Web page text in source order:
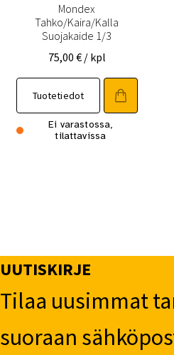
Mondex
Tahko/Kaira/Kalla
Suojakaide 1/3
75,00 € / kpl
Tuotetiedot
Ei varastossa,
tilattavissa
UUTISKIRJE
Tilaa uusimmat
suoraan